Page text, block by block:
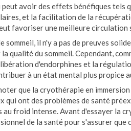
peut avoir des effets bénéfiques tels
et la facilitation de la
favoriser une meilleure
sommeil, il n'y a pas de preuves
qualité du sommeil. Cependant,
d'endorphines et la
à un état mental plus propice
que la cryothérapie en
qui ont des problèmes de santé
froid intense. Avant d'essayer la
de la santé pour s'assurer que